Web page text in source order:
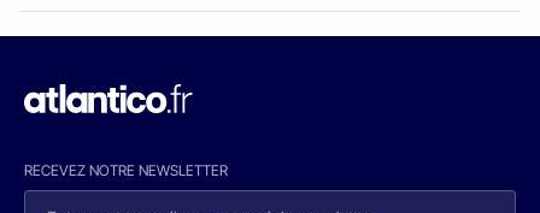
RECEVEZ NOTRE NEWSLETTER